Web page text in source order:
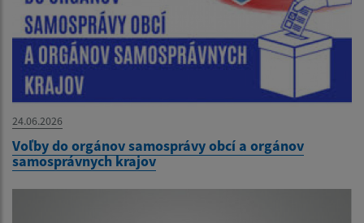
24.06.2026
Voľby do orgánov samosprávy obcí a orgánov
samosprávnych krajov